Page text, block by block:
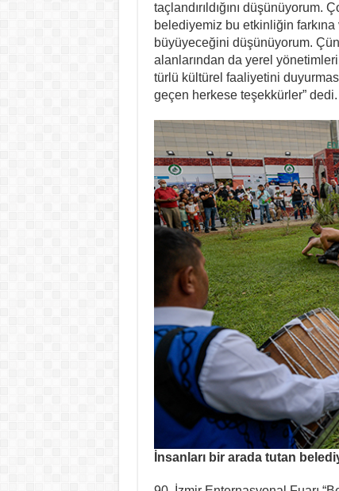
taçlandırıldığını
belediyemiz bu etkinliğin farkına
büyüyeceğini düşünüyorum.
alanlarından da yerel
türlü kültürel faaliyetini
geçen herkese teşekkürler” dedi.
İnsanları bir arada tutan